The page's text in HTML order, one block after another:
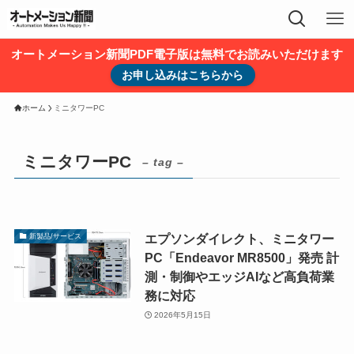
オートメーション新聞PDF電子版は無料でお読みいただけます
お申し込みはこちらから
ホーム ミニタワーPC
ミニタワーPC – tag –
新製品/サービス
エプソンダイレクト、ミニタワー
PC「Endeavor MR8500」発売 計
測・制御やエッジAIなど高負荷業
務に対応
2026年5月15日